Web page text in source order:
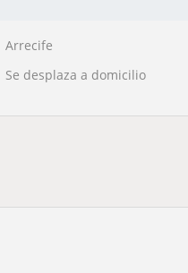
Arrecife
Se desplaza a domicilio